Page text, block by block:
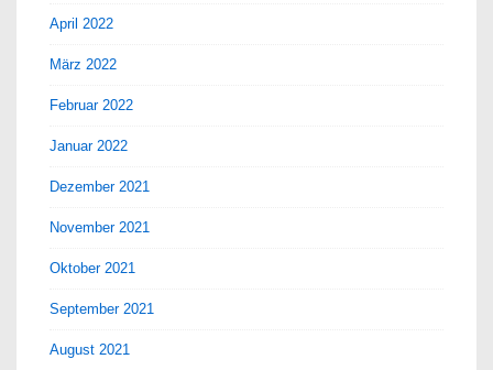
April 2022
März 2022
Februar 2022
Januar 2022
Dezember 2021
November 2021
Oktober 2021
September 2021
August 2021